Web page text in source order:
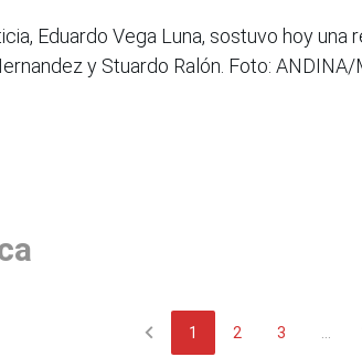
Eduardo Vega Luna, sostuvo hoy
y Stuardo Ralón. Foto:
chevron_left 1 2 3